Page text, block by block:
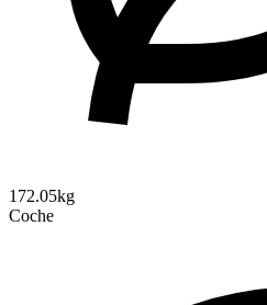
172.05kg
Coche